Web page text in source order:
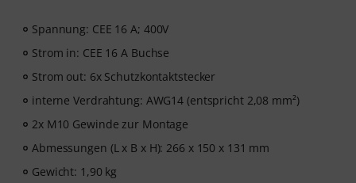
Spannung: CEE 16 A; 400V
Strom in: CEE 16 A Buchse
Strom out: 6x Schutzkontaktstecker
interne Verdrahtung: AWG14 (entspricht 2,08 mm²)
2x M10 Gewinde zur Montage
Abmessungen (L x B x H): 266 x 150 x 131 mm
Gewicht: 1,90 kg